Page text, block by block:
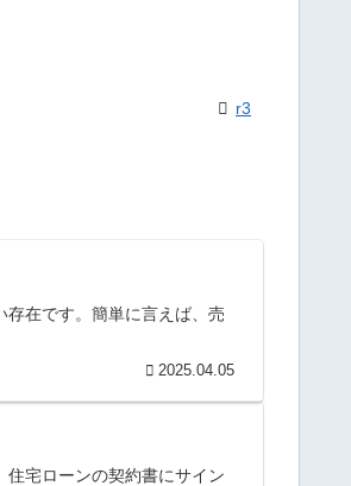
r3
在です。簡単に言えば、売
2025.04.05
宅ローンの契約書にサイン